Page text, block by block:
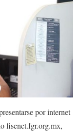
por internet
fisenet.fgr.org.mx,